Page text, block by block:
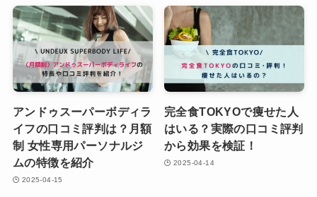
アンドゥスーパーボディラ
イフの口コミ評判は？月額
制 女性専用パーソナルジ
ムの特徴を紹介
2025-04-15
完全食TOKYOで痩せた人
はいる？実際の口コミ評判
から効果を検証！
2025-04-14